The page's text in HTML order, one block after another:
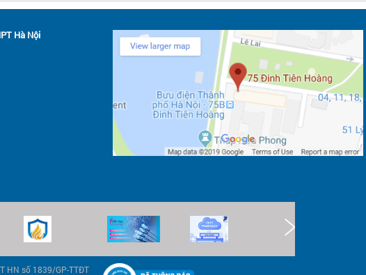
Hà Nội
HN số 1839/GP-TTĐT